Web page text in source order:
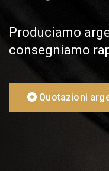
Produciamo
consegniamo
Quotazioni